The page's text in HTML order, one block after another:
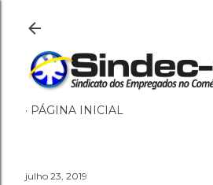
PÁGINA INICIAL
julho 23, 2019